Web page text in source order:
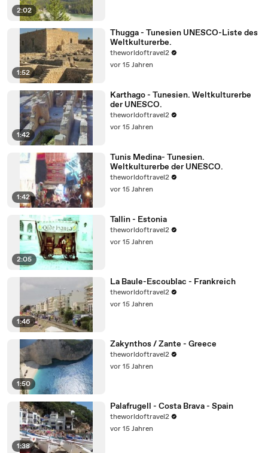
2:02
1:52
Thugga - Tunesien UNESCO-Liste des
Weltkulturerbe.
theworldoftravel2
vor 15 Jahren
1:42
Karthago - Tunesien. Weltkulturerbe
der UNESCO.
theworldoftravel2
vor 15 Jahren
1:42
Tunis Medina- Tunesien.
Weltkulturerbe der UNESCO.
theworldoftravel2
vor 15 Jahren
2:05
Tallin - Estonia
theworldoftravel2
vor 15 Jahren
1:46
La Baule-Escoublac - Frankreich
theworldoftravel2
vor 15 Jahren
1:50
Zakynthos / Zante - Greece
theworldoftravel2
vor 15 Jahren
1:38
Palafrugell - Costa Brava - Spain
theworldoftravel2
vor 15 Jahren